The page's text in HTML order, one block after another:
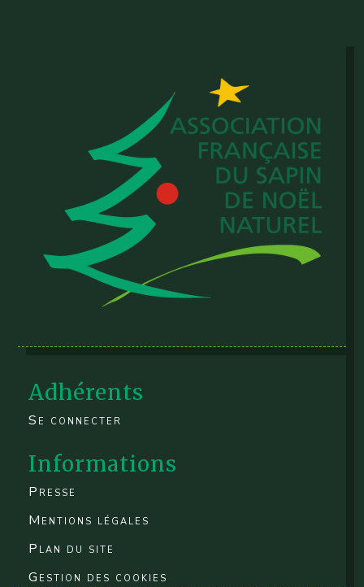
Adhérents
Se connecter
Informations
Presse
Mentions légales
Plan du site
Gestion des cookies